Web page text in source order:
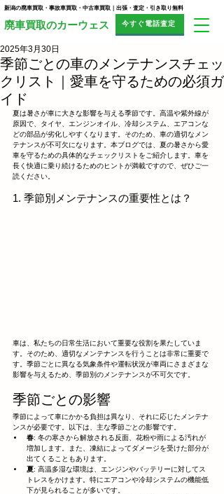
今すぐ電話査定
​廃車買取のカーウェス
新潟の廃車買取・事故車買取・中古車買取｜出張・査定・引き取り無料
季節ごとの車のメンテナンスチェッ
クリスト｜愛車を守るための必須ガ
イド
2025年3月30日
夏は暑さが車に大きな影響を与える季節です。高温や紫外線が
原因で、タイヤ、エンジンオイル、冷却システム、エアコンな
どの部品が劣化しやすくなります。そのため、車の適切なメン
テナンスが不可欠になります。本ブログでは、夏の暑さから愛
車を守るための具体的なチェックリストをご紹介します。車を
長く快適に乗り続けるためのヒントが満載ですので、ぜひご一
読ください。
1. 季節別メンテナンスの重要性とは？
車は、私たちの日常生活において重要な役割を果たしていま
す。そのため、適切なメンテナンスを行うことは非常に重要で
す。季節ごとに異なる気象条件や運転状況が車両にさまざまな
影響を与えるため、季節別のメンテナンスが不可欠です。
季節ごとの影響
季節によって車にかかる負担は異なり、それに応じたメンテナ
ンスが必要です。以下は、主な季節ごとの影響です。
春: 冬の寒さから解放される反面、花粉や雨による汚れが
増加します。また、凍結によってダメージを受けた部分が
出てくることもあります。
夏: 高温多湿な環境は、エンジンやバッテリーに対してス
トレスをかけます。特にエアコンや冷却システムの機能低
下が見られることが多いです。